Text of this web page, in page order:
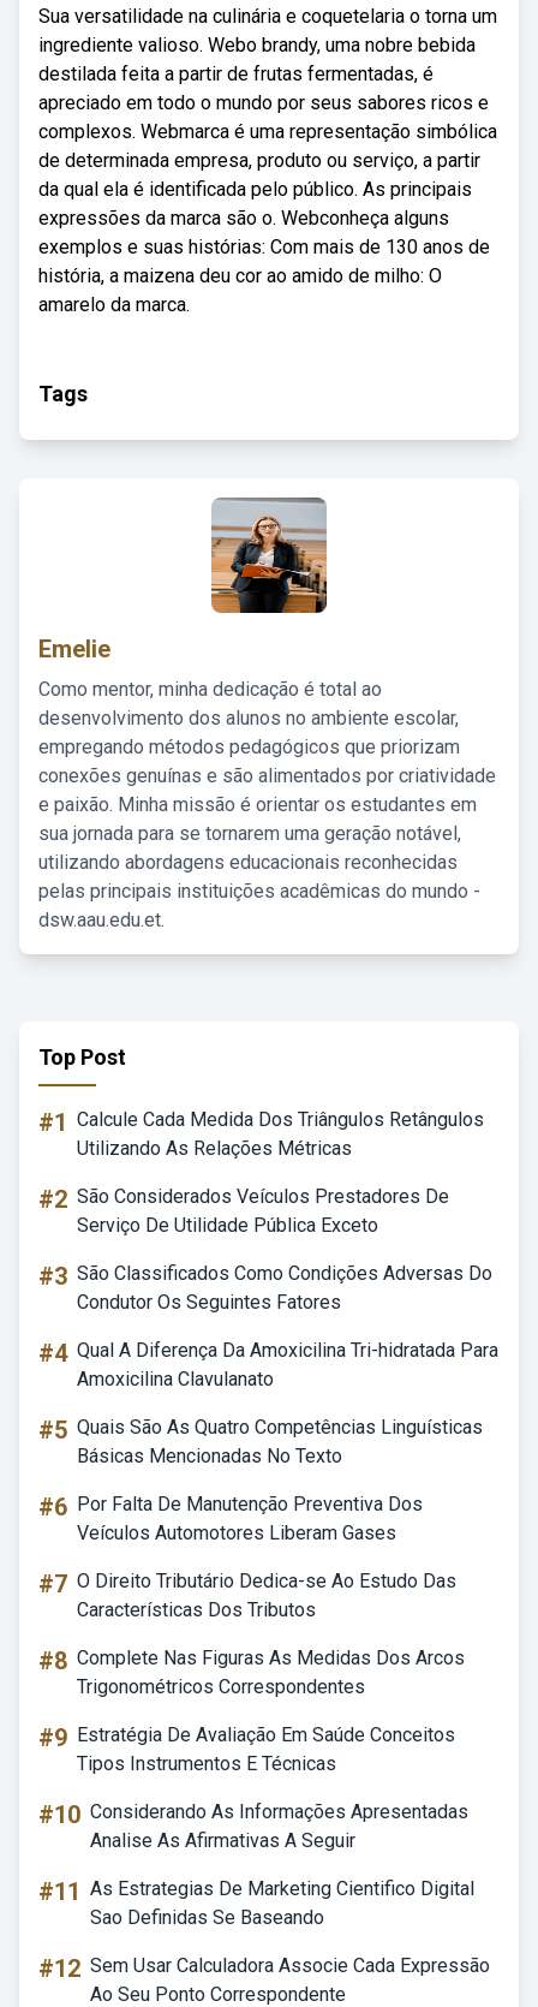
Sua versatilidade na culinária e coquetelaria o torna um
ingrediente valioso. Webo brandy, uma nobre bebida
destilada feita a partir de frutas fermentadas, é
apreciado em todo o mundo por seus sabores ricos e
complexos. Webmarca é uma representação simbólica
de determinada empresa, produto ou serviço, a partir
da qual ela é identificada pelo público. As principais
expressões da marca são o. Webconheça alguns
exemplos e suas histórias: Com mais de 130 anos de
história, a maizena deu cor ao amido de milho: O
amarelo da marca.
Tags
Emelie
Como mentor, minha dedicação é total ao
desenvolvimento dos alunos no ambiente escolar,
empregando métodos pedagógicos que priorizam
conexões genuínas e são alimentados por criatividade
e paixão. Minha missão é orientar os estudantes em
sua jornada para se tornarem uma geração notável,
utilizando abordagens educacionais reconhecidas
pelas principais instituições acadêmicas do mundo -
dsw.aau.edu.et.
Top Post
#1 Calcule Cada Medida Dos Triângulos Retângulos
Utilizando As Relações Métricas
#2 São Considerados Veículos Prestadores De
Serviço De Utilidade Pública Exceto
#3 São Classificados Como Condições Adversas Do
Condutor Os Seguintes Fatores
#4 Qual A Diferença Da Amoxicilina Tri-hidratada Para
Amoxicilina Clavulanato
#5 Quais São As Quatro Competências Linguísticas
Básicas Mencionadas No Texto
#6 Por Falta De Manutenção Preventiva Dos
Veículos Automotores Liberam Gases
#7 O Direito Tributário Dedica-se Ao Estudo Das
Características Dos Tributos
#8 Complete Nas Figuras As Medidas Dos Arcos
Trigonométricos Correspondentes
#9 Estratégia De Avaliação Em Saúde Conceitos
Tipos Instrumentos E Técnicas
#10 Considerando As Informações Apresentadas
Analise As Afirmativas A Seguir
#11 As Estrategias De Marketing Cientifico Digital
Sao Definidas Se Baseando
#12 Sem Usar Calculadora Associe Cada Expressão
Ao Seu Ponto Correspondente